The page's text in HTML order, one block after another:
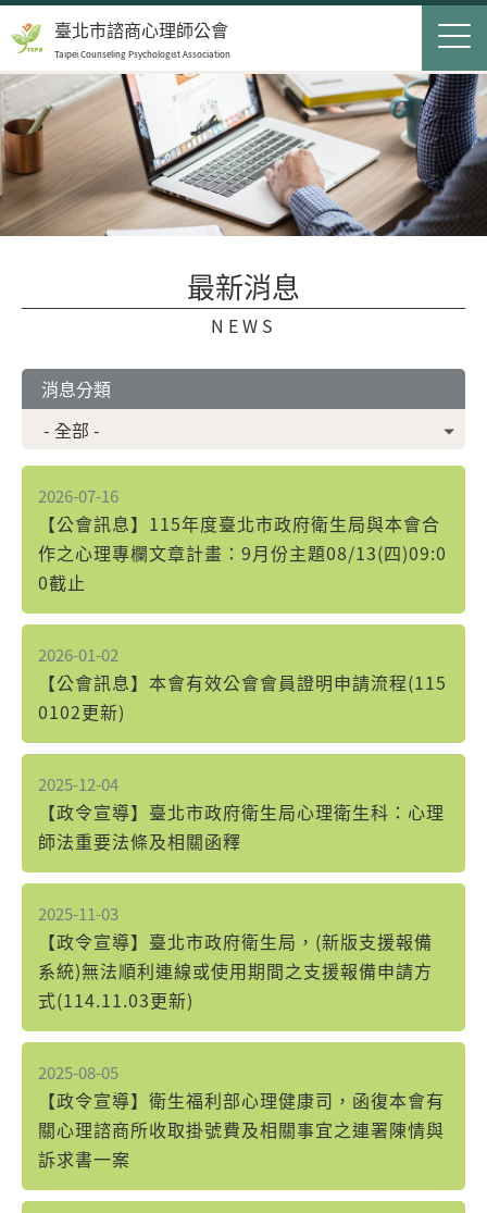
關於我們
最新消息
會員服務
民眾服務
聯絡我們
登入 申請入會
搜尋
Jump to Navigation
Jump to Main content
最新消息
NEWS
消息分類
2026-07-16
【公會訊息】115年度臺北市政府衛生局與本會合
作之心理專欄文章計畫：9月份主題08/13(四)09:0
0截止
2026-01-02
【公會訊息】本會有效公會會員證明申請流程(115
0102更新)
2025-12-04
【政令宣導】臺北市政府衛生局心理衛生科：心理
師法重要法條及相關函釋
2025-11-03
【政令宣導】臺北市政府衛生局，(新版支援報備
系統)無法順利連線或使用期間之支援報備申請方
式(114.11.03更新)
2025-08-05
【政令宣導】衛生福利部心理健康司，函復本會有
關心理諮商所收取掛號費及相關事宜之連署陳情與
訴求書一案
臺北市諮商心理師公會
Taipei Counseling Psychologist Association